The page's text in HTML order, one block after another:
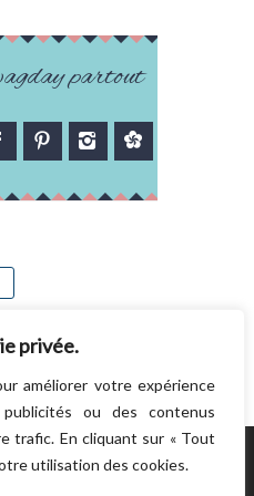
privée.
améliorer votre expérience
ou des contenus
trafic. En cliquant sur « Tout
utilisation des cookies.
partout
CREATED BY